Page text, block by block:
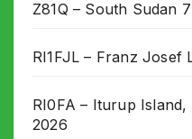
Z81Q – South Sudan
RI1FJL – Franz Josef
RI0FA – Iturup Island,
2026